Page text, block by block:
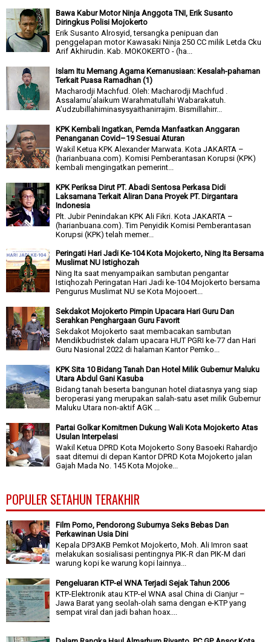
Bawa Kabur Motor Ninja Anggota TNI, Erik Susanto
Diringkus Polisi Mojokerto
Erik Susanto Alrosyid, tersangka penipuan dan
penggelapan motor Kawasaki Ninja 250 CC milik Letda Cku
Arif Akhirudin. Kab. MOKOKERTO - (ha...
Islam Itu Memang Agama Kemanusiaan: Kesalah-pahaman
Terkait Puasa Ramadhan (1)
Macharodji Machfud. Oleh: Macharodji Machfud .
Assalamu’alaikum Warahmatullahi Wabarakatuh.
A’udzubillahiminasysyaithanirrajim. Bismillahirr...
KPK Kembali Ingatkan, Pemda Manfaatkan Anggaran
Penanganan Covid–19 Sesuai Aturan
Wakil Ketua KPK Alexander Marwata. Kota JAKARTA –
(harianbuana.com). Komisi Pemberantasan Korupsi (KPK)
kembali mengingatkan pemerint...
KPK Periksa Dirut PT. Abadi Sentosa Perkasa Didi
Laksamana Terkait Aliran Dana Proyek PT. Dirgantara
Indonesia
Plt. Jubir Penindakan KPK Ali Fikri. Kota JAKARTA –
(harianbuana.com). Tim Penyidik Komisi Pemberantasan
Korupsi (KPK) telah memer...
Peringati Hari Jadi Ke-104 Kota Mojokerto, Ning Ita Bersama
Muslimat NU Istighozah
Ning Ita saat menyampaikan sambutan pengantar
Istiqhozah Peringatan Hari Jadi ke-104 Mojokerto bersama
Pengurus Muslimat NU se Kota Mojooert...
Sekdakot Mojokerto Pimpin Upacara Hari Guru Dan
Serahkan Penghargaan Guru Favorit
Sekdakot Mojokerto saat membacakan sambutan
Mendikbudristek dalam upacara HUT PGRI ke-77 dan Hari
Guru Nasional 2022 di halaman Kantor Pemko...
KPK Sita 10 Bidang Tanah Dan Hotel Milik Gubernur Maluku
Utara Abdul Gani Kasuba
Bidang tanah beserta bangunan hotel diatasnya yang siap
beroperasi yang merupakan salah-satu aset milik Gubernur
Maluku Utara non-aktif AGK ...
Partai Golkar Komitmen Dukung Wali Kota Mojokerto Atas
Usulan Interpelasi
Wakil Ketua DPRD Kota Mojokerto Sony Basoeki Rahardjo
saat ditemui di depan Kantor DPRD Kota Mojokerto jalan
Gajah Mada No. 145 Kota Mojoke...
POPULER SETAHUN TERAKHIR
Film Porno, Pendorong Suburnya Seks Bebas Dan
Perkawinan Usia Dini
Kepala DP3AKB Pemkot Mojokerto, Moh. Ali Imron saat
melakukan sosialisasi pentingnya PIK-R dan PIK-M dari
warung kopi ke warung kopi lainnya...
Pengeluaran KTP-el WNA Terjadi Sejak Tahun 2006
KTP-Elektronik atau KTP-el WNA asal China di Cianjur –
Jawa Barat yang seolah-olah sama dengan e-KTP yang
sempat viral dan jadi bahan hoax....